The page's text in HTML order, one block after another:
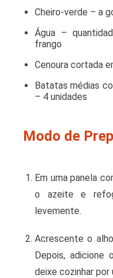
Cheiro-verde – a
Água –
frango
Cenoura cortada
Batatas médias
– 4 unidades
Modo de
Em uma panela
o azeite e
levemente.
Acrescente o
Depois, adicione
deixe cozinhar por